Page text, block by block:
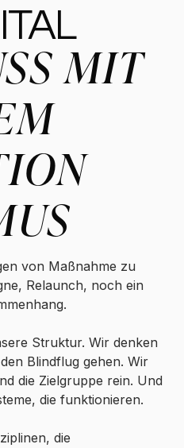
MIT
von Maßnahme zu
Relaunch, noch ein
Struktur. Wir denken
Blindflug gehen. Wir
die Zielgruppe rein. Und
die funktionieren.
die